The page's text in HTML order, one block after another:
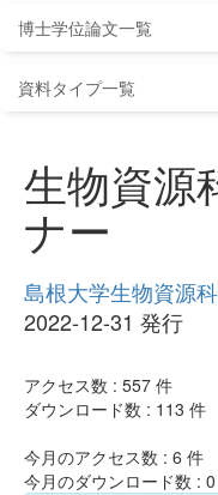
博士学位論文一覧
資料タイプ一覧
生物資源
ナー
島根大学生物資源
2022-12-31 発行
アクセス数 : 557 件
ダウンロード数 : 113 件
今月のアクセス数 : 6 件
今月のダウンロード数 : 0